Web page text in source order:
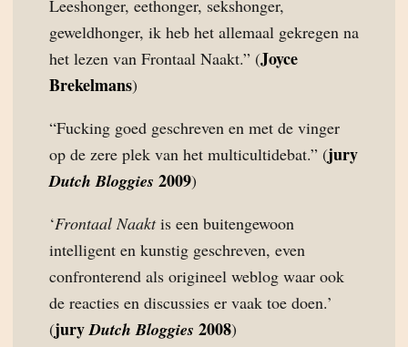
Leeshonger, eethonger, sekshonger,
geweldhonger, ik heb het allemaal gekregen na
het lezen van Frontaal Naakt.” (Joyce
Brekelmans)
“Fucking goed geschreven en met de vinger
op de zere plek van het multicultidebat.” (jury
Dutch Bloggies 2009)
‘Frontaal Naaktis een buitengewoon
intelligent en kunstig geschreven, even
confronterend als origineel weblog waar ook
de reacties en discussies er vaak toe doen.’
(juryDutch Bloggies 2008)